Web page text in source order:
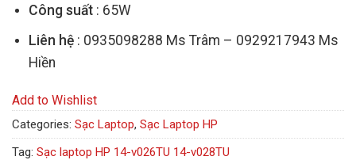
Công suất: 65W
Liên hệ: 0935098288 Ms Trâm – 0929217943 Ms
Hiền
Add to Wishlist
Categories: Sạc Laptop, Sạc Laptop HP
Tag: Sạc laptop HP 14-v026TU 14-v028TU